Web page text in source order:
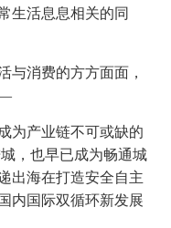
生活息息相关的同
与消费的方方面面，
为产业链不可或缺的
，也早已成为畅通城
出海在打造安全自主
内国际双循环新发展